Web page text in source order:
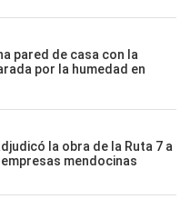
pared de casa con la
por la humedad en
la obra de la Ruta 7 a
mendocinas